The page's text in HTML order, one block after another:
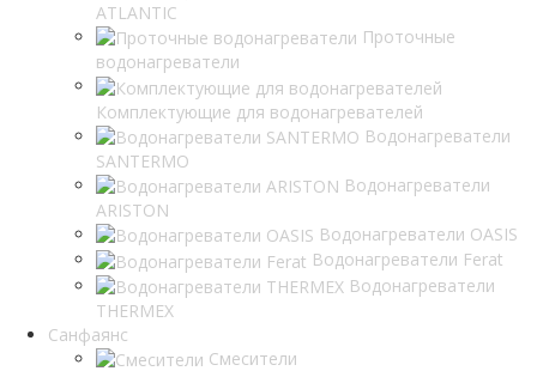
ATLANTIC
Проточные
водонагреватели
Комплектующие для водонагревателей
Водонагреватели
SANTERMO
Водонагреватели
ARISTON
Водонагреватели OASIS
Водонагреватели Ferat
Водонагреватели
THERMEX
Санфаянс
Смесители